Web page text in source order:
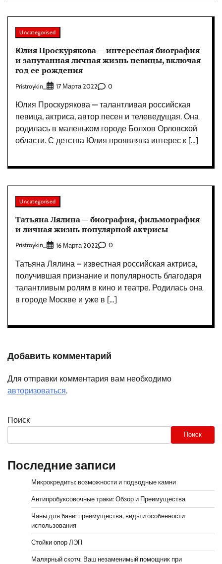
Uncategorised
Юлия Проскурякова — интересная биография
и запутанная личная жизнь певицы, включая
год ее рождения
Pristroykin_ 17 Марта 2022 0
Юлия Проскурякова — талантливая российская
певица, актриса, автор песен и телеведущая. Она
родилась в маленьком городе Болхов Орловской
области. С детства Юлия проявляла интерес к […]
Uncategorised
Татьяна Лялина — биография, фильмография
и личная жизнь популярной актрисы
Pristroykin_ 16 Марта 2022 0
Татьяна Лялина – известная российская актриса,
получившая признание и популярность благодаря
талантливым ролям в кино и театре. Родилась она
в городе Москве и уже в […]
Добавить комментарий
Для отправки комментария вам необходимо
авторизоваться.
Поиск
Поиск
Последние записи
Микрокредиты: возможности и подводные камни
Антипробуксовочные траки: Обзор и Преимущества
Чаны для бани: преимущества, виды и особенности
использования
Стойки опор ЛЭП
Малярный скотч: Ваш незаменимый помощник при